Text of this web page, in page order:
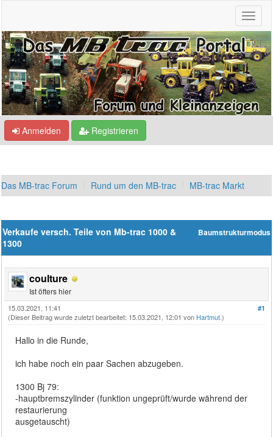
Anmelden Registrieren
Das MB-trac Forum Rund um den MB-trac MB-trac Markt
Baumstrukturmodus
Verkaufe versch. Teile von Mb-trac 1000 &
1300
coulture
Ist öfters hier
#1
15.03.2021, 11:41
(Dieser Beitrag wurde zuletzt bearbeitet: 15.03.2021, 12:01 von Hartmut.)
Hallo in die Runde,
ich habe noch ein paar Sachen abzugeben.
1300 Bj 79:
-hauptbremszylinder (funktion ungeprüft/wurde während der
restaurierung
ausgetauscht)